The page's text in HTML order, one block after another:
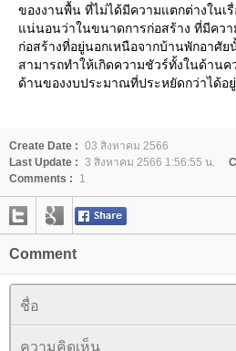
ของงานพื้น ที่ไม่ได้มีความแตกต่างใน
แน่นอนว่าในขนาดการก่อสร้าง ที่มีคว
ก่อสร้างที่อยู่นอกเหนือจากบ้านพักอาศัย
สามารถทำให้เกิดความชัวร์ทั้งในด้าน
ด้านของงบประมาณที่ประหยัดกว่าได้อ
Create Date : 03 สิงหาคม 2566
Last Update : 3 สิงหาคม 2566 1:56:55 น.
Comments :
1
Comment